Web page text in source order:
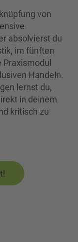
von
absolvierst du
im fünften
Handeln.
lernst du,
in deinem
kritisch zu